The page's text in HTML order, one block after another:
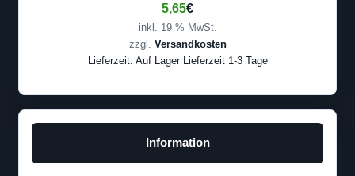
5,65€
inkl. 19 % MwSt.
zzgl. Versandkosten
Lieferzeit: Auf Lager Lieferzeit 1-3 Tage
Information